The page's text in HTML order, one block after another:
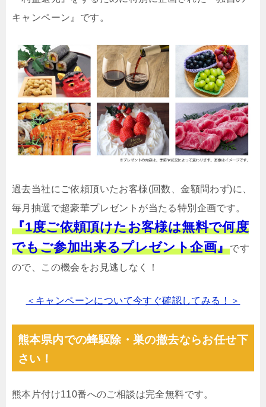
キャンペーン』です。
過去当社にご依頼頂いたお客様(回数、金額問わず)に、
毎月抽選で超豪華プレゼントが当たる特別企画です。
『1度ご依頼頂けたお客様は無料で何度
でもご参加出来るプレゼント企画』です
ので、この機会をお見逃しなく！
＜キャンペーンについて今すぐ確認してみる！＞
熊本県内での蜂駆除・巣の撤去ならお任せ下
さい！
熊本片付け110番へのご相談は完全無料です。